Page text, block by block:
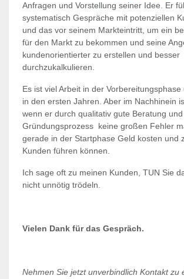
Anfragen und Vorstellung seiner Idee. Er
systematisch Gespräche mit potenziellen
und das vor seinem Markteintritt, um ein
für den Markt zu bekommen und seine
kundenorientierter zu erstellen und besser
durchzukalkulieren.
Es ist viel Arbeit in der
in den ersten Jahren. Aber im Nachhinein
wenn er durch qualitativ gute Beratung
Gründungsprozess keine großen Fehler
gerade in der Startphase Geld kosten und
Kunden führen können.
Ich sage oft zu meinen Kunden, TUN Sie
nicht unnötig trödeln.
Vielen Dank für das Gespräch.
Nehmen Sie jetzt unverbindlich Kontakt zu